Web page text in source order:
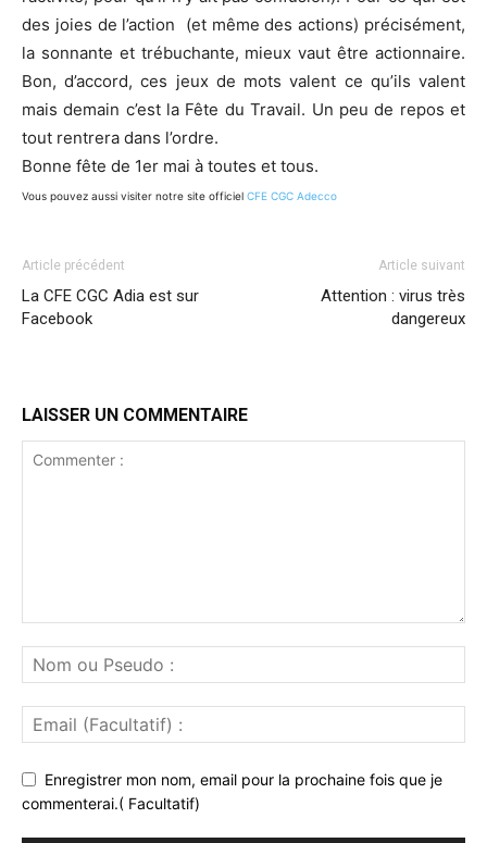
des joies de l’action (et même des actions) précisément,
la sonnante et trébuchante, mieux vaut être actionnaire.
Bon, d’accord, ces jeux de mots valent ce qu’ils valent
mais demain c’est la Fête du Travail. Un peu de repos et
tout rentrera dans l’ordre.
Bonne fête de 1er mai à toutes et tous.
Vous pouvez aussi visiter notre site officiel CFE CGC Adecco
Article précédent
La CFE CGC Adia est sur
Facebook
Article suivant
Attention : virus très
dangereux
LAISSER UN COMMENTAIRE
Enregistrer mon nom, email pour la prochaine fois que je
commenterai.( Facultatif)